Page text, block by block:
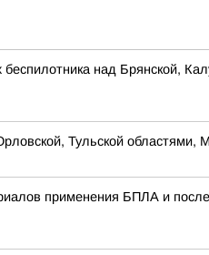
над Брянской,
Тульской
применения БПЛА и